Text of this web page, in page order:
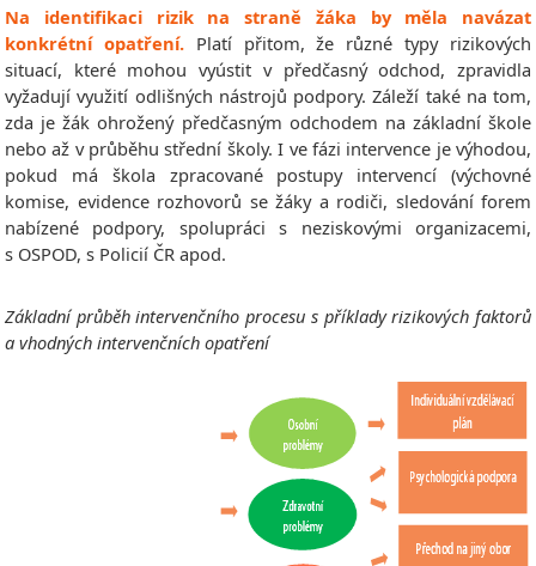
Na identifikaci rizik na straně žáka by měla navázat
konkrétní opatření. Platí přitom, že různé typy rizikových
situací, které mohou vyústit v předčasný odchod, zpravidla
vyžadují využití odlišných nástrojů podpory. Záleží také na tom,
zda je žák ohrožený předčasným odchodem na základní škole
nebo až v průběhu střední školy. I ve fázi intervence je výhodou,
pokud má škola zpracované postupy intervencí (výchovné
komise, evidence rozhovorů se žáky a rodiči, sledování forem
nabízené podpory, spolupráci s neziskovými organizacemi,
s OSPOD, s Policií ČR apod.
Základní průběh intervenčního procesu s příklady rizikových faktorů
a vhodných intervenčních opatření